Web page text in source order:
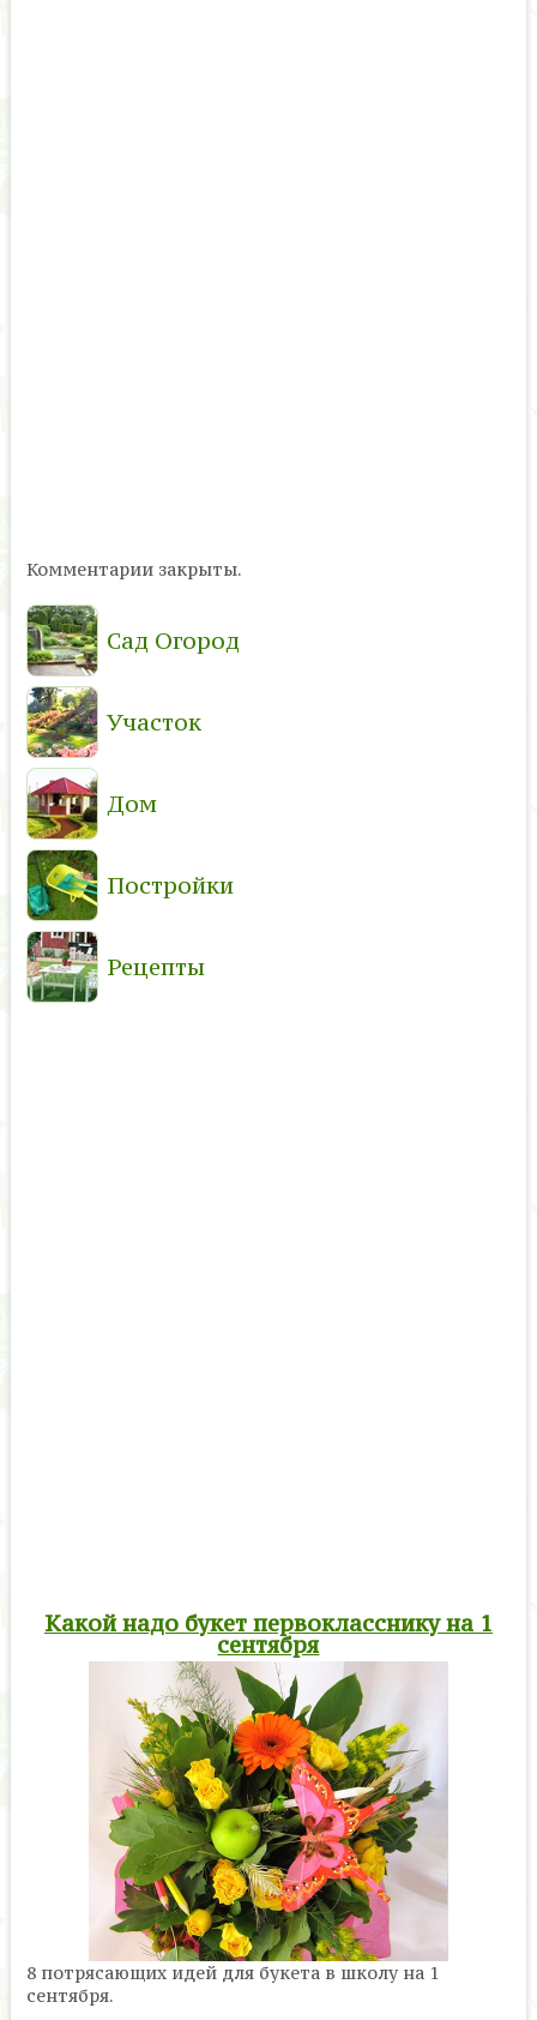
Комментарии закрыты.
Сад Огород
Участок
Дом
Постройки
Рецепты
Какой надо букет первокласснику на 1
сентября
8 потрясающих идей для букета в школу на 1
сентября.